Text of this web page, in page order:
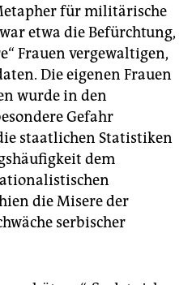
für militärische
etwa die Befürchtung,
Frauen vergewaltigen,
Die eigenen Frauen
wurde in den
Gefahr
staatlichen Statistiken
dem
die Misere der
serbischer